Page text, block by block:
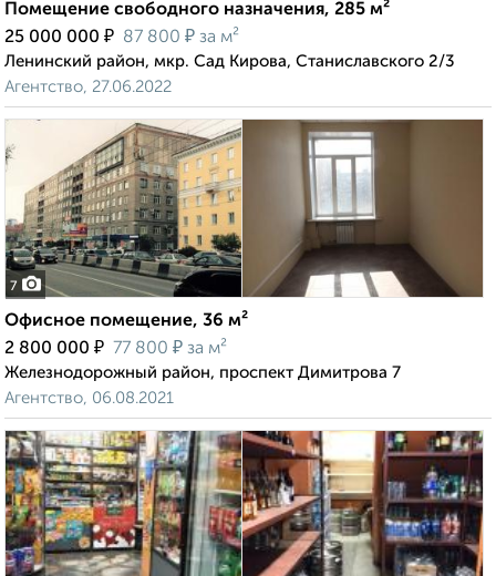
Помещение свободного назначения, 285 м²
25 000 000 ₽ 87 800 ₽ за м²
Ленинский район, мкр. Сад Кирова, Станиславского 2/3
Агентство, 27.06.2022
7
Офисное помещение, 36 м²
2 800 000 ₽ 77 800 ₽ за м²
Железнодорожный район, проспект Димитрова 7
Агентство, 06.08.2021